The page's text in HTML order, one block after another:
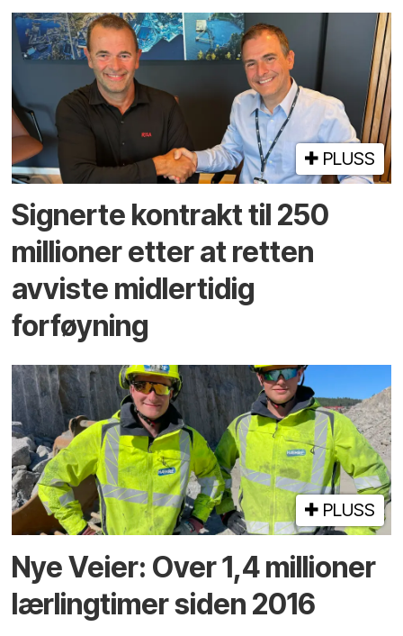
PLUSS
Signerte kontrakt til 250
millioner etter at retten
avviste midlertidig
forføyning
PLUSS
Nye Veier: Over 1,4 millioner
lærlingtimer siden 2016